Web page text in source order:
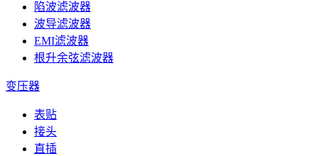
陷波滤波器
波导滤波器
EMI滤波器
根升余弦滤波器
变压器
表贴
接头
直插